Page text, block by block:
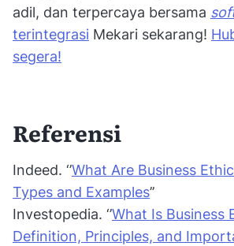
adil, dan terpercaya bersama
terintegrasi Mekari sekarang!
segera!
Referensi
Indeed. ‘’What Are Business
Types and Examples’’
Investopedia. ‘’What Is Business
Definition, Principles, and